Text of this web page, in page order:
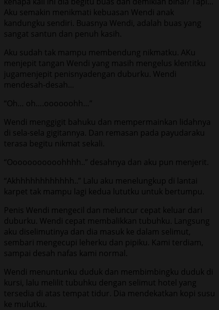
Aku semakin menikmati kebuasan Wendi anak
kandungku sendiri. Buasnya Wendi, adalah buas yang
sangat santun dan penuh kasih.
Aku sudah tak mampu membendung nikmatku. AKu
menjepit tangan Wendi yang masih mengelus klentitku
jugamenjepit penisnyadengan duburku. Wendi
mendesah-desah…
“Oh… oh….oooooohh…”
Wendi menggigit bahuku dan mempermainkan lidahnya
di sela-sela gigitannya. Dan remasan pada payudaraku
terasa begitu nikmat sekali.
“Ooooooooooohhhh..” desahnya dan aku pun menjerit.
“Akhhhhhhhhhhhh..” Lalu aku menelungkup di lantai
karpet tak mampu lagi kedua lututku untuk bertumpu.
Penis Wendi mengecil dan meluncur cepat keluar dari
duburku. Wendi cepat membalikkan tubuhku. Langsung
aku diselimutinya dan dia masuk ke dalam selimut,
sembari mengecupi leherku dan pipiku. Kami terdiam,
sampai desah nafas kami normal.
Wendi menuntunku duduk dan membimbingku duduk di
kursi, lalu melilit tubuhku dengan selimut hotel yang
tersedia di atas tempat tidur. Dia mendekatkan kopi susu
ke mulutku.